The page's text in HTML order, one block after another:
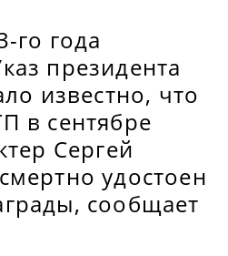
го года
президента
известно, что
в сентябре
Сергей
удостоен
сообщает